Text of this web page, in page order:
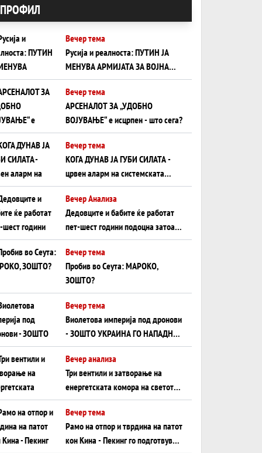
ПРОФИЛ
Вечер тема
Русија и реалноста: ПУТИН ЈА
МЕНУВА АРМИЈАТА ЗА ВОЈНА
ШТО ОСТАНУВА БЕЗ ФРОНТ
Вечер тема
АРСЕНАЛОТ ЗА „УДОБНО
ВОЈУВАЊЕ“ е исцрпен - што сега?
Вечер тема
КОГА ДУНАВ ЈА ГУБИ СИЛАТА -
црвен аларм на системската
плоча од јужна Германија до
Црното Море...
Вечер Анализа
Дедовците и бабите ќе работат
пет-шест години подоцна затоа
што НЕМААТ ВНУЦИ ДА ГИ
ЗАМЕНАТ
Вечер тема
Пробив во Сеута: МАРОКО,
ЗОШТО?
Вечер тема
Виолетова империја под дронови
- ЗОШТО УКРАИНА ГО НАПАДНА
РУСКИОТ WILDBERRIES
Вечер анализа
Три вентили и затворање на
енергетската комора на светот:
Нападот во Суец најавува
глобален енергетски инфаркт?
Вечер тема
Рамо на отпор и тврдина на патот
кон Кина - Пекинг го подготвува